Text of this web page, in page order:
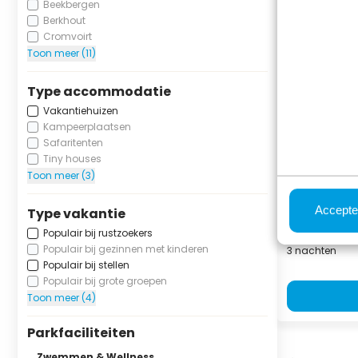
Beekbergen
Berkhout
Cromvoirt
Toon meer (11)
Type accommodatie
Vakantiehuizen
Kampeerplaatsen
Safaritenten
Tiny houses
Toon meer (3)
Type vakantie
Populair bij rustzoekers
Populair bij gezinnen met kinderen
Populair bij stellen
Populair bij grote groepen
Toon meer (4)
Parkfaciliteiten
4 1
vr 14
17
3 nachten